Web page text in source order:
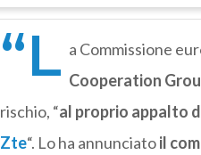
“L a Commissione
Cooperation
rischio, “al proprio appalto
Zte“. Lo ha annunciatoil